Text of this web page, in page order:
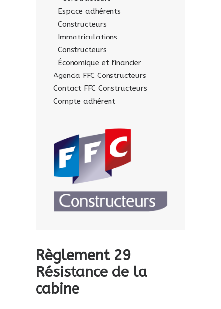
Espace adhérents
Constructeurs
Immatriculations
Constructeurs
Économique et financier
Agenda FFC Constructeurs
Contact FFC Constructeurs
Compte adhérent
Règlement 29
Résistance de la
cabine